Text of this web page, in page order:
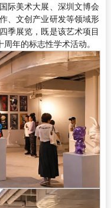
际美术大展、深圳文博会
、文创产业研发等领域形
季展览，既是该艺术项目
年的标志性学术活动。